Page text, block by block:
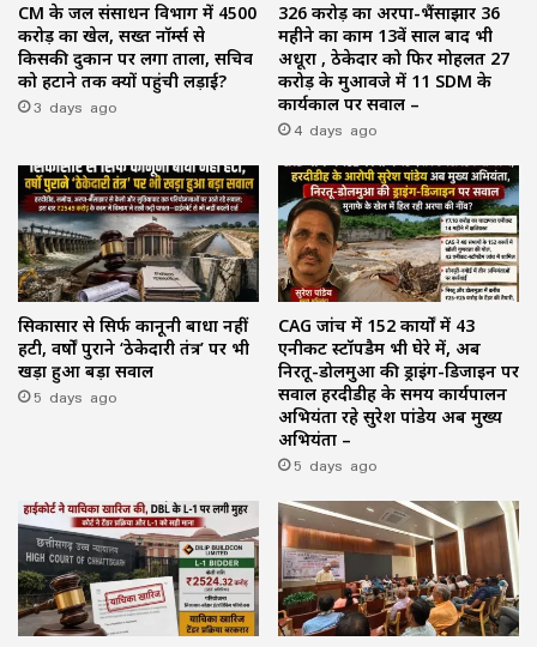
CM के जल संसाधन विभाग में ₹4500
करोड़ का खेल, सख्त नॉर्म्स से
किसकी दुकान पर लगा ताला, सचिव
को हटाने तक क्यों पहुंची लड़ाई?
3 days ago
₹326 करोड़ का अरपा-भैंसाझार 36
महीने का काम 13वें साल बाद भी
अधूरा , ठेकेदार को फिर मोहलत ₹27
करोड़ के मुआवजे में 11 SDM के
कार्यकाल पर सवाल –
4 days ago
सिकासार से सिर्फ कानूनी बाधा नहीं
हटी, वर्षों पुराने ‘ठेकेदारी तंत्र’ पर भी
खड़ा हुआ बड़ा सवाल
5 days ago
CAG जांच में 152 कार्यों में 43
एनीकट स्टॉपडैम भी घेरे में, अब
निरतू-डोलमुआ की ड्राइंग-डिजाइन पर
सवाल हरदीडीह के समय कार्यपालन
अभियंता रहे सुरेश पांडेय अब मुख्य
अभियंता –
5 days ago